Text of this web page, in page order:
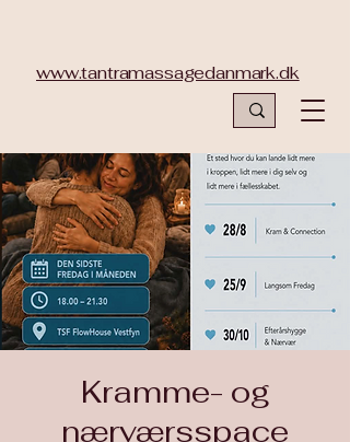
www.tantramassagedanmark.dk
Kramme- og
nærværsspace